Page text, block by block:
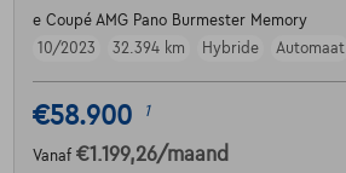
e Coupé AMG Pano Burmester Memory
10/2023
32.394 km Hybride Automaat
€58.900 1
Vanaf €1.199,26/maand